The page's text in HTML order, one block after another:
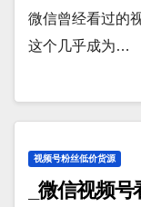
微信曾经看过的
这个几乎成为…
视频号粉丝低价货源
_微信视频